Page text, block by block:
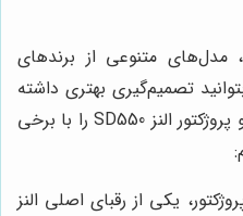
مدل‌های متنوعی از برندهای
تصمیم‌گیری بهتری داشته
باشید، در این بخش، مینی ویدئو پروژکتور النز SD550 را با برخی
یکی از رقبای اصلی النز